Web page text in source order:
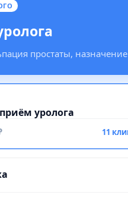
простаты,
уролога
11